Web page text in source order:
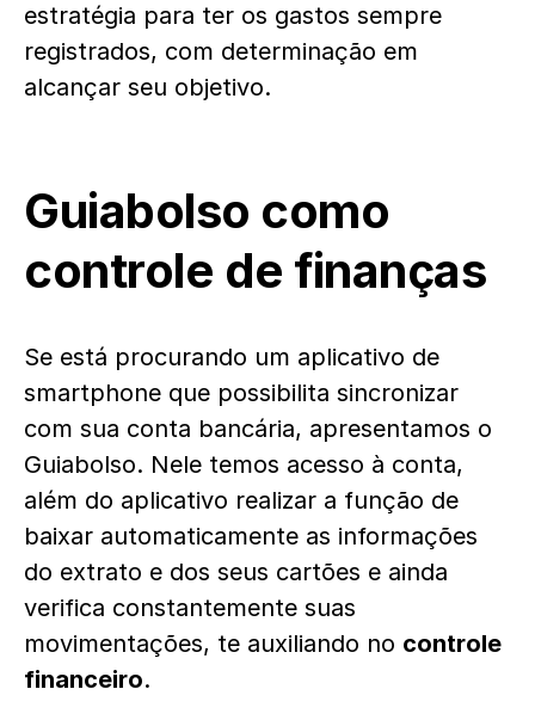
estratégia para ter os gastos sempre
registrados, com determinação em
alcançar seu objetivo.
Guiabolso como
controle de finanças
Se está procurando um aplicativo de
smartphone que possibilita sincronizar
com sua conta bancária, apresentamos o
Guiabolso. Nele temos acesso à conta,
além do aplicativo realizar a função de
baixar automaticamente as informações
do extrato e dos seus cartões e ainda
verifica constantemente suas
movimentações, te auxiliando no controle
financeiro.